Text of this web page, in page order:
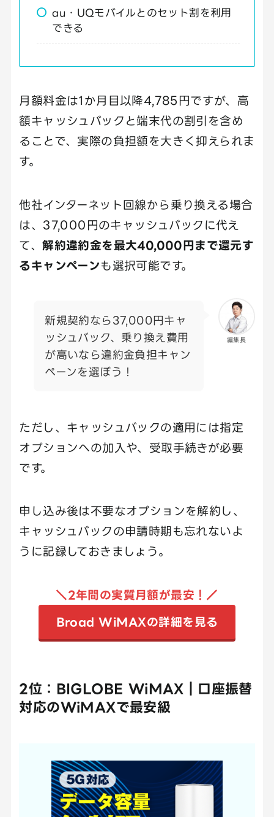
au・UQモバイルとのセット割を利用
できる
月額料金は1か月目以降4,785円ですが、高
額キャッシュバックと端末代の割引を含め
ることで、実際の負担額を大きく抑えられま
す。
他社インターネット回線から乗り換える場合
は、37,000円のキャッシュバックに代え
て、解約違約金を最大40,000円まで還元す
るキャンペーンも選択可能です。
編集長
新規契約なら37,000円キャ
ッシュバック、乗り換え費用
が高いなら違約金負担キャン
ペーンを選ぼう！
ただし、キャッシュバックの適用には指定
オプションへの加入や、受取手続きが必要
です。
申し込み後は不要なオプションを解約し、
キャッシュバックの申請時期も忘れないよ
うに記録しておきましょう。
＼2年間の実質月額が最安！／
Broad WiMAXの詳細を見る
2位：BIGLOBE WiMAX｜口座振替
対応のWiMAXで最安級